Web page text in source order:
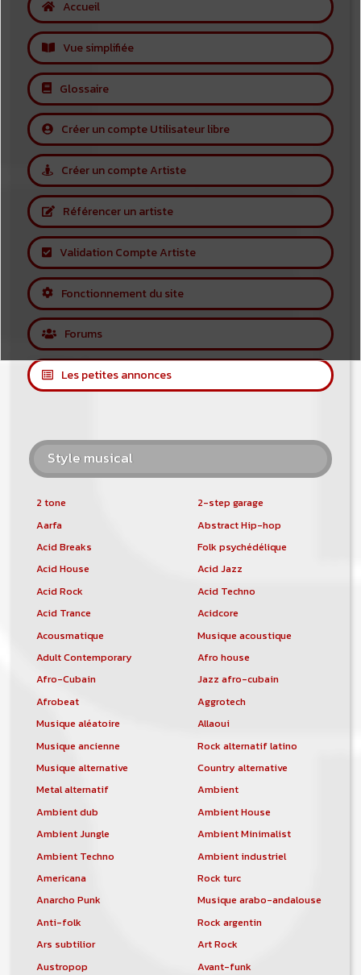
Accueil
Vue simplifiée
Glossaire
Créer un compte Utilisateur libre
Créer un compte Artiste
Référencer un artiste
Validation Compte Artiste
Fonctionnement du site
Forums
Les petites annonces
Style musical
2 tone
2-step garage
Aarfa
Abstract Hip-hop
Acid Breaks
Folk psychédélique
Acid House
Acid Jazz
Acid Rock
Acid Techno
Acid Trance
Acidcore
Acousmatique
Musique acoustique
Adult Contemporary
Afro house
Afro-Cubain
Jazz afro-cubain
Afrobeat
Aggrotech
Musique aléatoire
Allaoui
Musique ancienne
Rock alternatif latino
Musique alternative
Country alternative
Metal alternatif
Ambient
Ambient dub
Ambient House
Ambient Jungle
Ambient Minimalist
Ambient Techno
Ambient industriel
Americana
Rock turc
Anarcho Punk
Musique arabo-andalouse
Anti-folk
Rock argentin
Ars subtilior
Art Rock
Austropop
Avant-funk